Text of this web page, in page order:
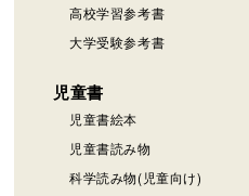
高校学習参考書
大学受験参考書
児童書
児童書絵本
児童書読み物
科学読み物(児童向け)